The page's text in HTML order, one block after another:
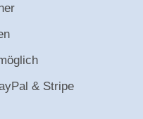
& Stripe